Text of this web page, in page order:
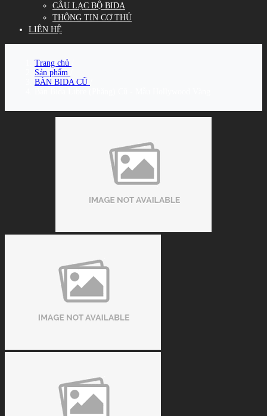
CÂU LẠC BỘ BIDA
THÔNG TIN CƠ THỦ
LIÊN HỆ
Trang chủ
Sản phẩm
BÀN BIDA CŨ